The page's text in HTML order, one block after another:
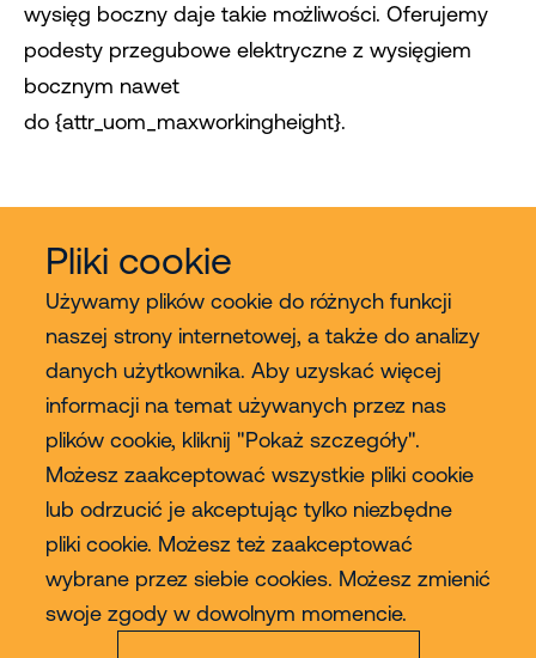
Pliki cookie
Używamy plików cookie do różnych funkcji
naszej strony internetowej, a także do analizy
danych użytkownika. Aby uzyskać więcej
informacji na temat używanych przez nas
plików cookie, kliknij "Pokaż szczegóły".
Możesz zaakceptować wszystkie pliki cookie
lub odrzucić je akceptując tylko niezbędne
pliki cookie. Możesz też zaakceptować
wybrane przez siebie cookies. Możesz zmienić
swoje zgody w dowolnym momencie.
wysięg boczny daje takie możliwości. Oferujemy
podesty przegubowe elektryczne z wysięgiem
bocznym nawet
do {attr_uom_maxworkingheight}.
Usługi
Sprzedaż
Contact
Więcej